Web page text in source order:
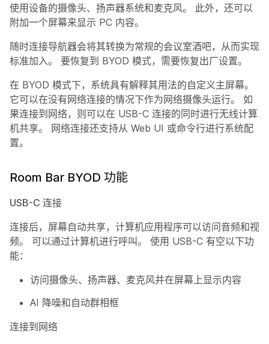
使用设备的摄像头、扬声器系统和麦克风。 此外，还可以
附加一个屏幕来显示 PC 内容。
随时连接导航器会将其转换为常规的会议室酒吧，从而实现
标准加入。 要恢复到 BYOD 模式，需要恢复出厂设置。
在 BYOD 模式下，系统具有解释其用法的自定义主屏幕。
它可以在没有网络连接的情况下作为网络摄像头运行。 如
果连接到网络，则可以在 USB-C 连接的同时进行无线计算
机共享。 网络连接还支持从 Web UI 或命令行进行系统配
置。
Room Bar BYOD 功能
USB-C 连接
连接后，屏幕自动共享，计算机应用程序可以访问音频和视
频。 可以通过计算机进行呼叫。 使用 USB-C 有空以下功
能：
访问摄像头、扬声器、麦克风并在屏幕上显示内容
AI 降噪和自动群相框
连接到网络